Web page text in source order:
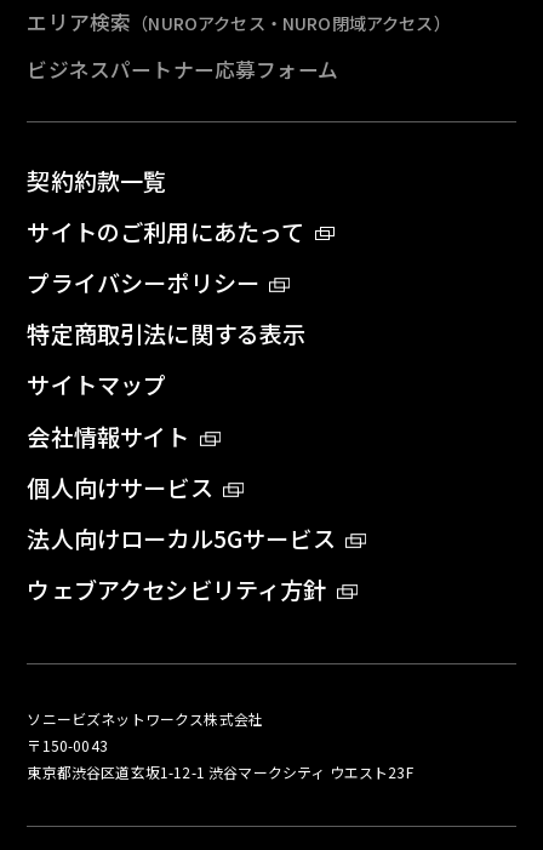
エリア検索 （NUROアクセス・NURO閉域アクセス）
ビジネスパートナー応募フォーム
契約約款一覧
サイトのご利用にあたって
プライバシーポリシー
特定商取引法に関する表示
サイトマップ
会社情報サイト
個人向けサービス
法人向けローカル5Gサービス
ウェブアクセシビリティ方針
ソニービズネットワークス株式会社
〒150-0043
東京都渋谷区道玄坂1-12-1 渋谷マークシティ ウエスト23F